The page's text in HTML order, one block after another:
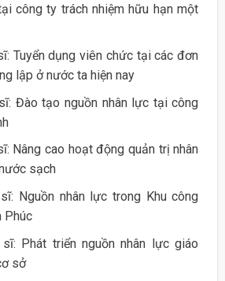
công ty trách nhiệm hữu hạn một
Tuyển dụng viên chức tại các đơn
lập ở nước ta hiện nay
Đào tạo nguồn nhân lực tại công
Nâng cao hoạt động quản trị nhân
sạch
Nguồn nhân lực trong Khu công
Phúc
Phát triển nguồn nhân lực giáo
sở